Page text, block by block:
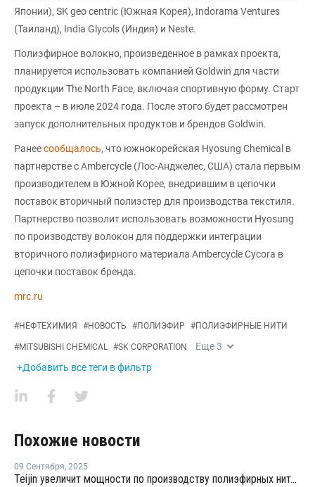
Японии), SK geo centric (Южная Корея), Indorama Ventures
(Таиланд), India Glycols (Индия) и Neste.
Полиэфирное волокно, произведенное в рамках проекта,
планируется использовать компанией Goldwin для части
продукции The North Face, включая спортивную форму. Старт
проекта – в июле 2024 года. После этого будет рассмотрен
запуск дополнительных продуктов и брендов Goldwin.
Ранеесообщалось, что южнокорейская Hyosung Chemical в
партнерстве с Ambercycle (Лос-Анджелес, США) стала первым
производителем в Южной Корее, внедрившим в цепочки
поставок вторичный полиэстер для производства текстиля.
Партнерство позволит использовать возможности Hyosung
по производству волокон для поддержки интеграции
вторичного полиэфирного материала Ambercycle Cycora в
цепочки поставок бренда.
mrc.ru
#НЕФТЕХИМИЯ #НОВОСТЬ #ПОЛИЭФИР #ПОЛИЭФИРНЫЕ НИТИ
#MITSUBISHI CHEMICAL #SK CORPORATION Еще3
+Добавить все теги в фильтр
Похожие новости
09 Сентября, 2025
Teijin увеличит мощности по производству полиэфирных нитей в Таиланде